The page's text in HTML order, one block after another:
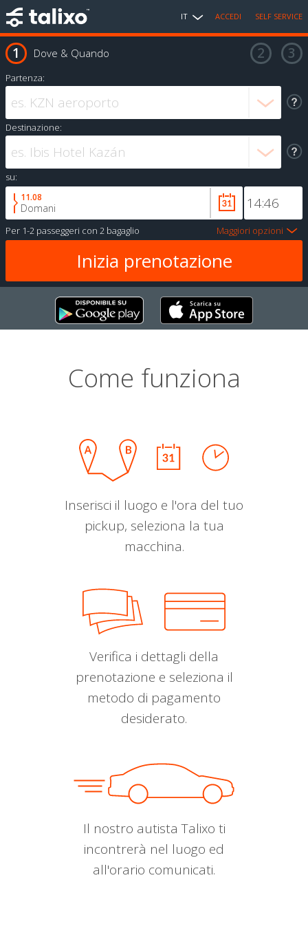
IT ACCEDI SELF SERVICE
Dove & Quando
Partenza:
Destinazione:
su:
11.08
Domani
Per 1-2 passeggeri con 2 bagaglio Maggiori opzioni
Come funziona
Inserisci il luogo e l'ora del tuo
pickup, seleziona la tua
macchina.
Verifica i dettagli della
prenotazione e seleziona il
metodo di pagamento
desiderato.
Il nostro autista Talixo ti
incontrerà nel luogo ed
all'orario comunicati.